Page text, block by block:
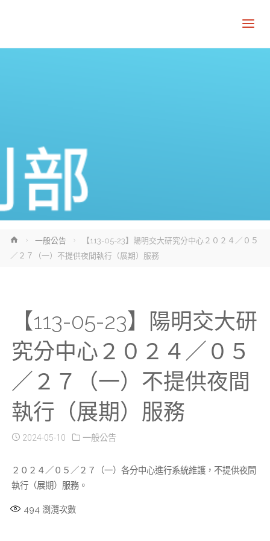
Home一般公告
【113-05-23】陽明交大研究分中心２０２４／０５
／２７（一）不提供夜間執行（展期）服務
【113-05-23】陽明交大研
究分中心２０２４／０５
／２７（一）不提供夜間
執行（展期）服務
2024-05-10 一般公告
２０２４／０５／２７（一）各分中心進行系統維護，不提供夜間
執行（展期）服務。
494瀏灠次數